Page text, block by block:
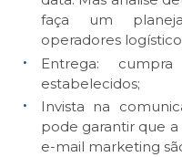
faça um
operadores
Entrega:
estabelecidos;
Invista na
pode garantir que a
e-mail marketing